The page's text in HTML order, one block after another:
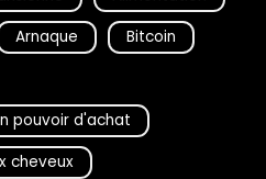
Arnaque
Bitcoin
pouvoir d'achat
cheveux